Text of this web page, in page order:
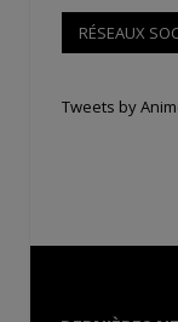
RÉSEAUX
Tweets by